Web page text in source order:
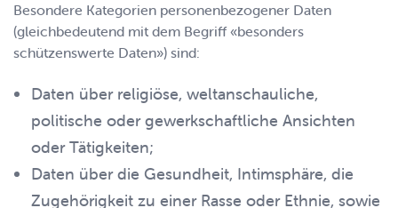
Besondere Kategorien personenbezogener Daten
(gleichbedeutend mit dem Begriff «besonders
schützenswerte Daten») sind:
Daten über religiöse, weltanschauliche,
politische oder gewerkschaftliche Ansichten
oder Tätigkeiten;
Daten über die Gesundheit, Intimsphäre, die
Zugehörigkeit zu einer Rasse oder Ethnie, sowie